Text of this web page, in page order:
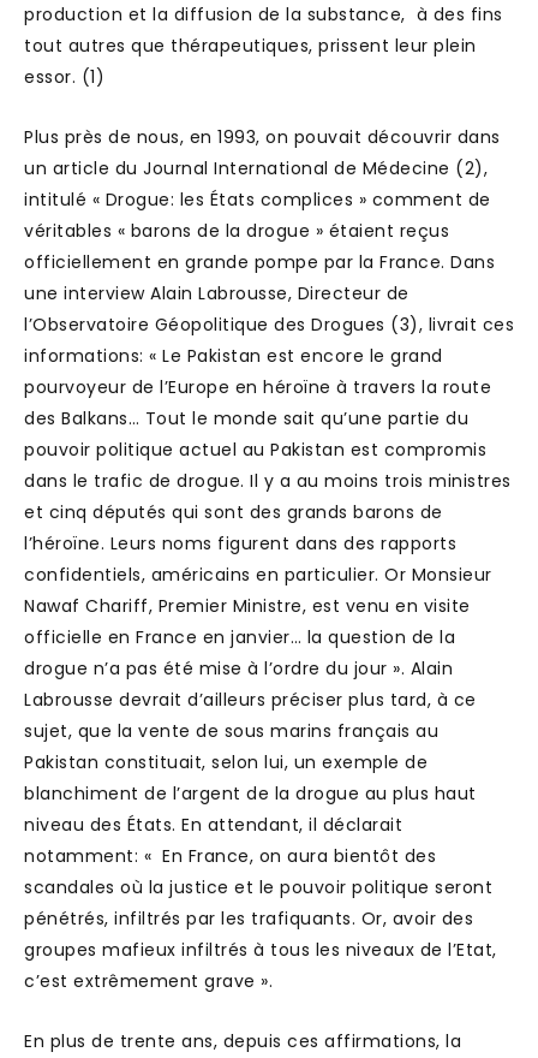
production et la diffusion de la substance, à des fins
tout autres que thérapeutiques, prissent leur plein
essor. (1)
Plus près de nous, en 1993, on pouvait découvrir dans
un article du Journal International de Médecine (2),
intitulé « Drogue: les États complices » comment de
véritables « barons de la drogue » étaient reçus
officiellement en grande pompe par la France. Dans
une interview Alain Labrousse, Directeur de
l’Observatoire Géopolitique des Drogues (3), livrait ces
informations: « Le Pakistan est encore le grand
pourvoyeur de l’Europe en héroïne à travers la route
des Balkans… Tout le monde sait qu’une partie du
pouvoir politique actuel au Pakistan est compromis
dans le trafic de drogue. Il y a au moins trois ministres
et cinq députés qui sont des grands barons de
l’héroïne. Leurs noms figurent dans des rapports
confidentiels, américains en particulier. Or Monsieur
Nawaf Chariff, Premier Ministre, est venu en visite
officielle en France en janvier… la question de la
drogue n’a pas été mise à l’ordre du jour ». Alain
Labrousse devrait d’ailleurs préciser plus tard, à ce
sujet, que la vente de sous marins français au
Pakistan constituait, selon lui, un exemple de
blanchiment de l’argent de la drogue au plus haut
niveau des États. En attendant, il déclarait
notamment: « En France, on aura bientôt des
scandales où la justice et le pouvoir politique seront
pénétrés, infiltrés par les trafiquants. Or, avoir des
groupes mafieux infiltrés à tous les niveaux de l’Etat,
c’est extrêmement grave ».
En plus de trente ans, depuis ces affirmations, la